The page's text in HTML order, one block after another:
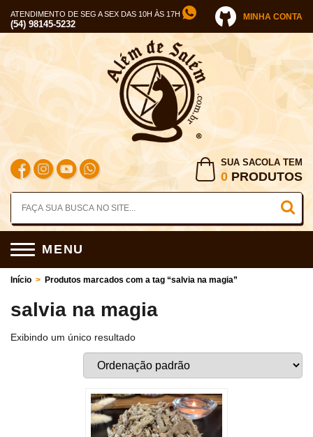
ATENDIMENTO DE SEG A SEX DAS 10H ÀS 17H
(54) 98145-5232
MINHA CONTA
SUA SACOLA TEM
0 PRODUTOS
MENU
Início > Produtos marcados com a tag “salvia na magia”
salvia na magia
Exibindo um único resultado